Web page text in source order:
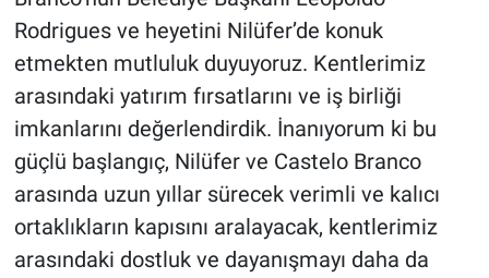
Rodrigues ve heyetini Nilüfer’de konuk
etmekten mutluluk duyuyoruz. Kentlerimiz
arasındaki yatırım fırsatlarını ve iş birliği
imkanlarını değerlendirdik. İnanıyorum ki bu
güçlü başlangıç, Nilüfer ve Castelo Branco
arasında uzun yıllar sürecek verimli ve kalıcı
ortaklıkların kapısını aralayacak, kentlerimiz
arasındaki dostluk ve dayanışmayı daha da